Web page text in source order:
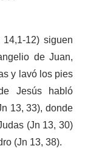
12) siguen
de Juan,
y lavó los pies
Jesús habló
13, 33), donde
(Jn 13, 30)
(Jn 13, 38).